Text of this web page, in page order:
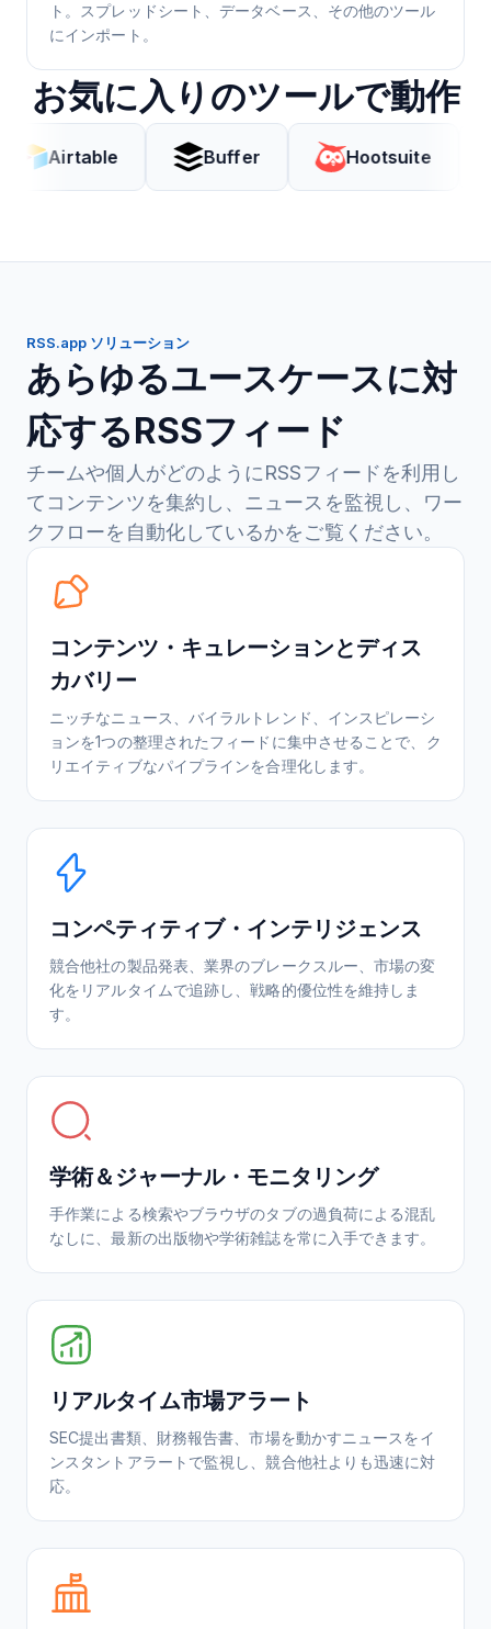
ト。スプレッドシート、データベース、その他のツール
にインポート。
お気に入りのツールで動作
Buffer Hootsuite
RSS.app ソリューション
あらゆるユースケースに対
応するRSSフィード
チームや個人がどのようにRSSフィードを利用し
てコンテンツを集約し、ニュースを監視し、ワー
クフローを自動化しているかをご覧ください。
コンテンツ・キュレーションとディス
カバリー
ニッチなニュース、バイラルトレンド、インスピレーシ
ョンを1つの整理されたフィードに集中させることで、ク
リエイティブなパイプラインを合理化します。
コンペティティブ・インテリジェンス
競合他社の製品発表、業界のブレークスルー、市場の変
化をリアルタイムで追跡し、戦略的優位性を維持しま
す。
学術＆ジャーナル・モニタリング
手作業による検索やブラウザのタブの過負荷による混乱
なしに、最新の出版物や学術雑誌を常に入手できます。
リアルタイム市場アラート
SEC提出書類、財務報告書、市場を動かすニュースをイ
ンスタントアラートで監視し、競合他社よりも迅速に対
応。